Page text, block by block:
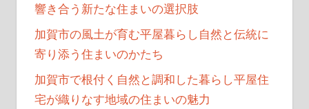
響き合う新たな住まいの選択肢
加賀市の風土が育む平屋暮らし自然と伝統に
寄り添う住まいのかたち
加賀市で根付く自然と調和した暮らし平屋住
宅が織りなす地域の住まいの魅力